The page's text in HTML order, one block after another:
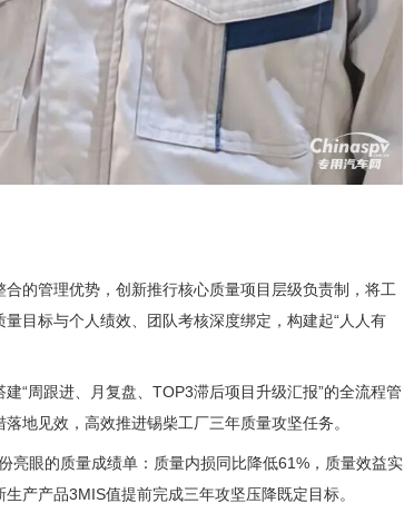
的管理优势，创新推行核心质量项目层级负责制，将工
目标与个人绩效、团队考核深度绑定，构建起“人人有
“周跟进、月复盘、TOP3滞后项目升级汇报”的全流程管
地见效，高效推进锡柴工厂三年质量攻坚任务。
亮眼的质量成绩单：质量内损同比降低61%，质量效益实
产产品3MIS值提前完成三年攻坚压降既定目标。